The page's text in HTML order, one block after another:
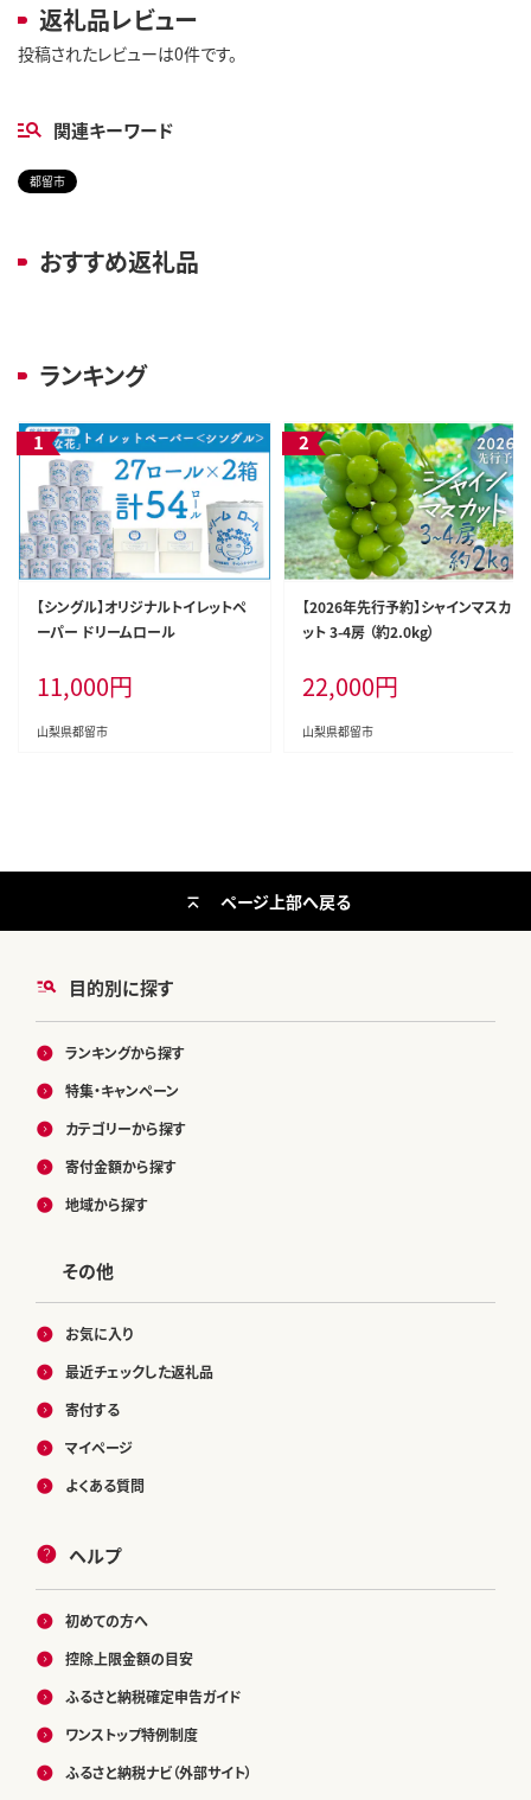
返礼品レビュー
投稿されたレビューは0件です。
関連キーワード
都留市
おすすめ返礼品
ランキング
【シングル】オリジナルトイレットペ
ーパー ドリームロール
11,000円
山梨県都留市
【2026年先行予約】シャインマスカ
ット 3-4房 （約2.0kg）
22,000円
山梨県都留市
目的別に探す
ランキングから探す
特集・キャンペーン
カテゴリーから探す
寄付金額から探す
地域から探す
その他
お気に入り
最近チェックした返礼品
寄付する
マイページ
よくある質問
ヘルプ
初めての方へ
控除上限金額の目安
ふるさと納税確定申告ガイド
ワンストップ特例制度
ふるさと納税ナビ（外部サイト）
ページ上部へ戻る